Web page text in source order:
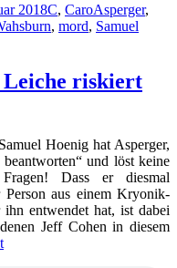
2018C, CaroAsperger,
, mord, Samuel
Leiche riskiert
Hoenig hat Asperger,
und löst keine
Dass er diesmal
aus einem Kryonik-
entwendet hat, ist dabei
Jeff Cohen in diesem